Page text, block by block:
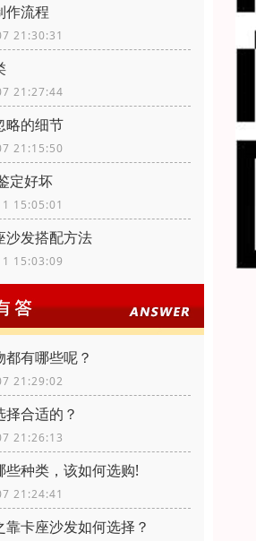
作流程
21:30:31
21:27:44
略的细节
21:15:50
定好坏
15:05:01
沙发搭配方法
15:03:09
有哪些呢？
21:29:02
合适的？
21:26:13
种类，该如何选购!
21:24:41
卡座沙发如何选择？